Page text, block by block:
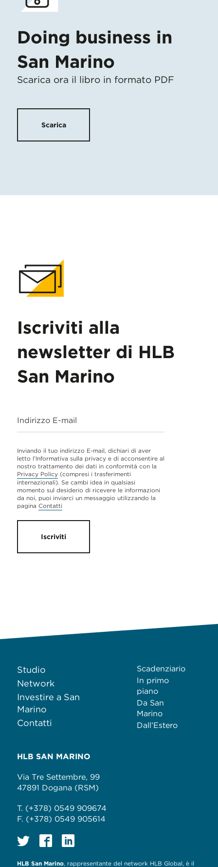
Doing business in
San Marino
Scarica ora il libro in formato PDF
Scarica
Iscriviti alla
newsletter di HLB
San Marino
Indirizzo E-mail
Inviando il tuo indirizzo E-mail, dichiari di aver
letto l'Informativa sulla privacy e di acconsentire al
nostro trattamento dei dati in conformità con la
Privacy Policy (compresi i trasferimenti
internazionali). Se cambi idea in qualsiasi
momento sul desiderio di ricevere le informazioni
da noi, puoi inviarci un messaggio utilizzando la
pagina Contatti
Iscriviti
Studio
Network
Investire a San
Marino
Contatti
Scadenziario
In primo
piano
Da San
Marino
Dall’Estero
HLB SAN MARINO
Via Tre Settembre, 99
47891 Dogana (RSM)
T. (+378) 0549 909674
F. (+378) 0549 905614
HLB San Marino, rappresentante del network HLB Global, è il